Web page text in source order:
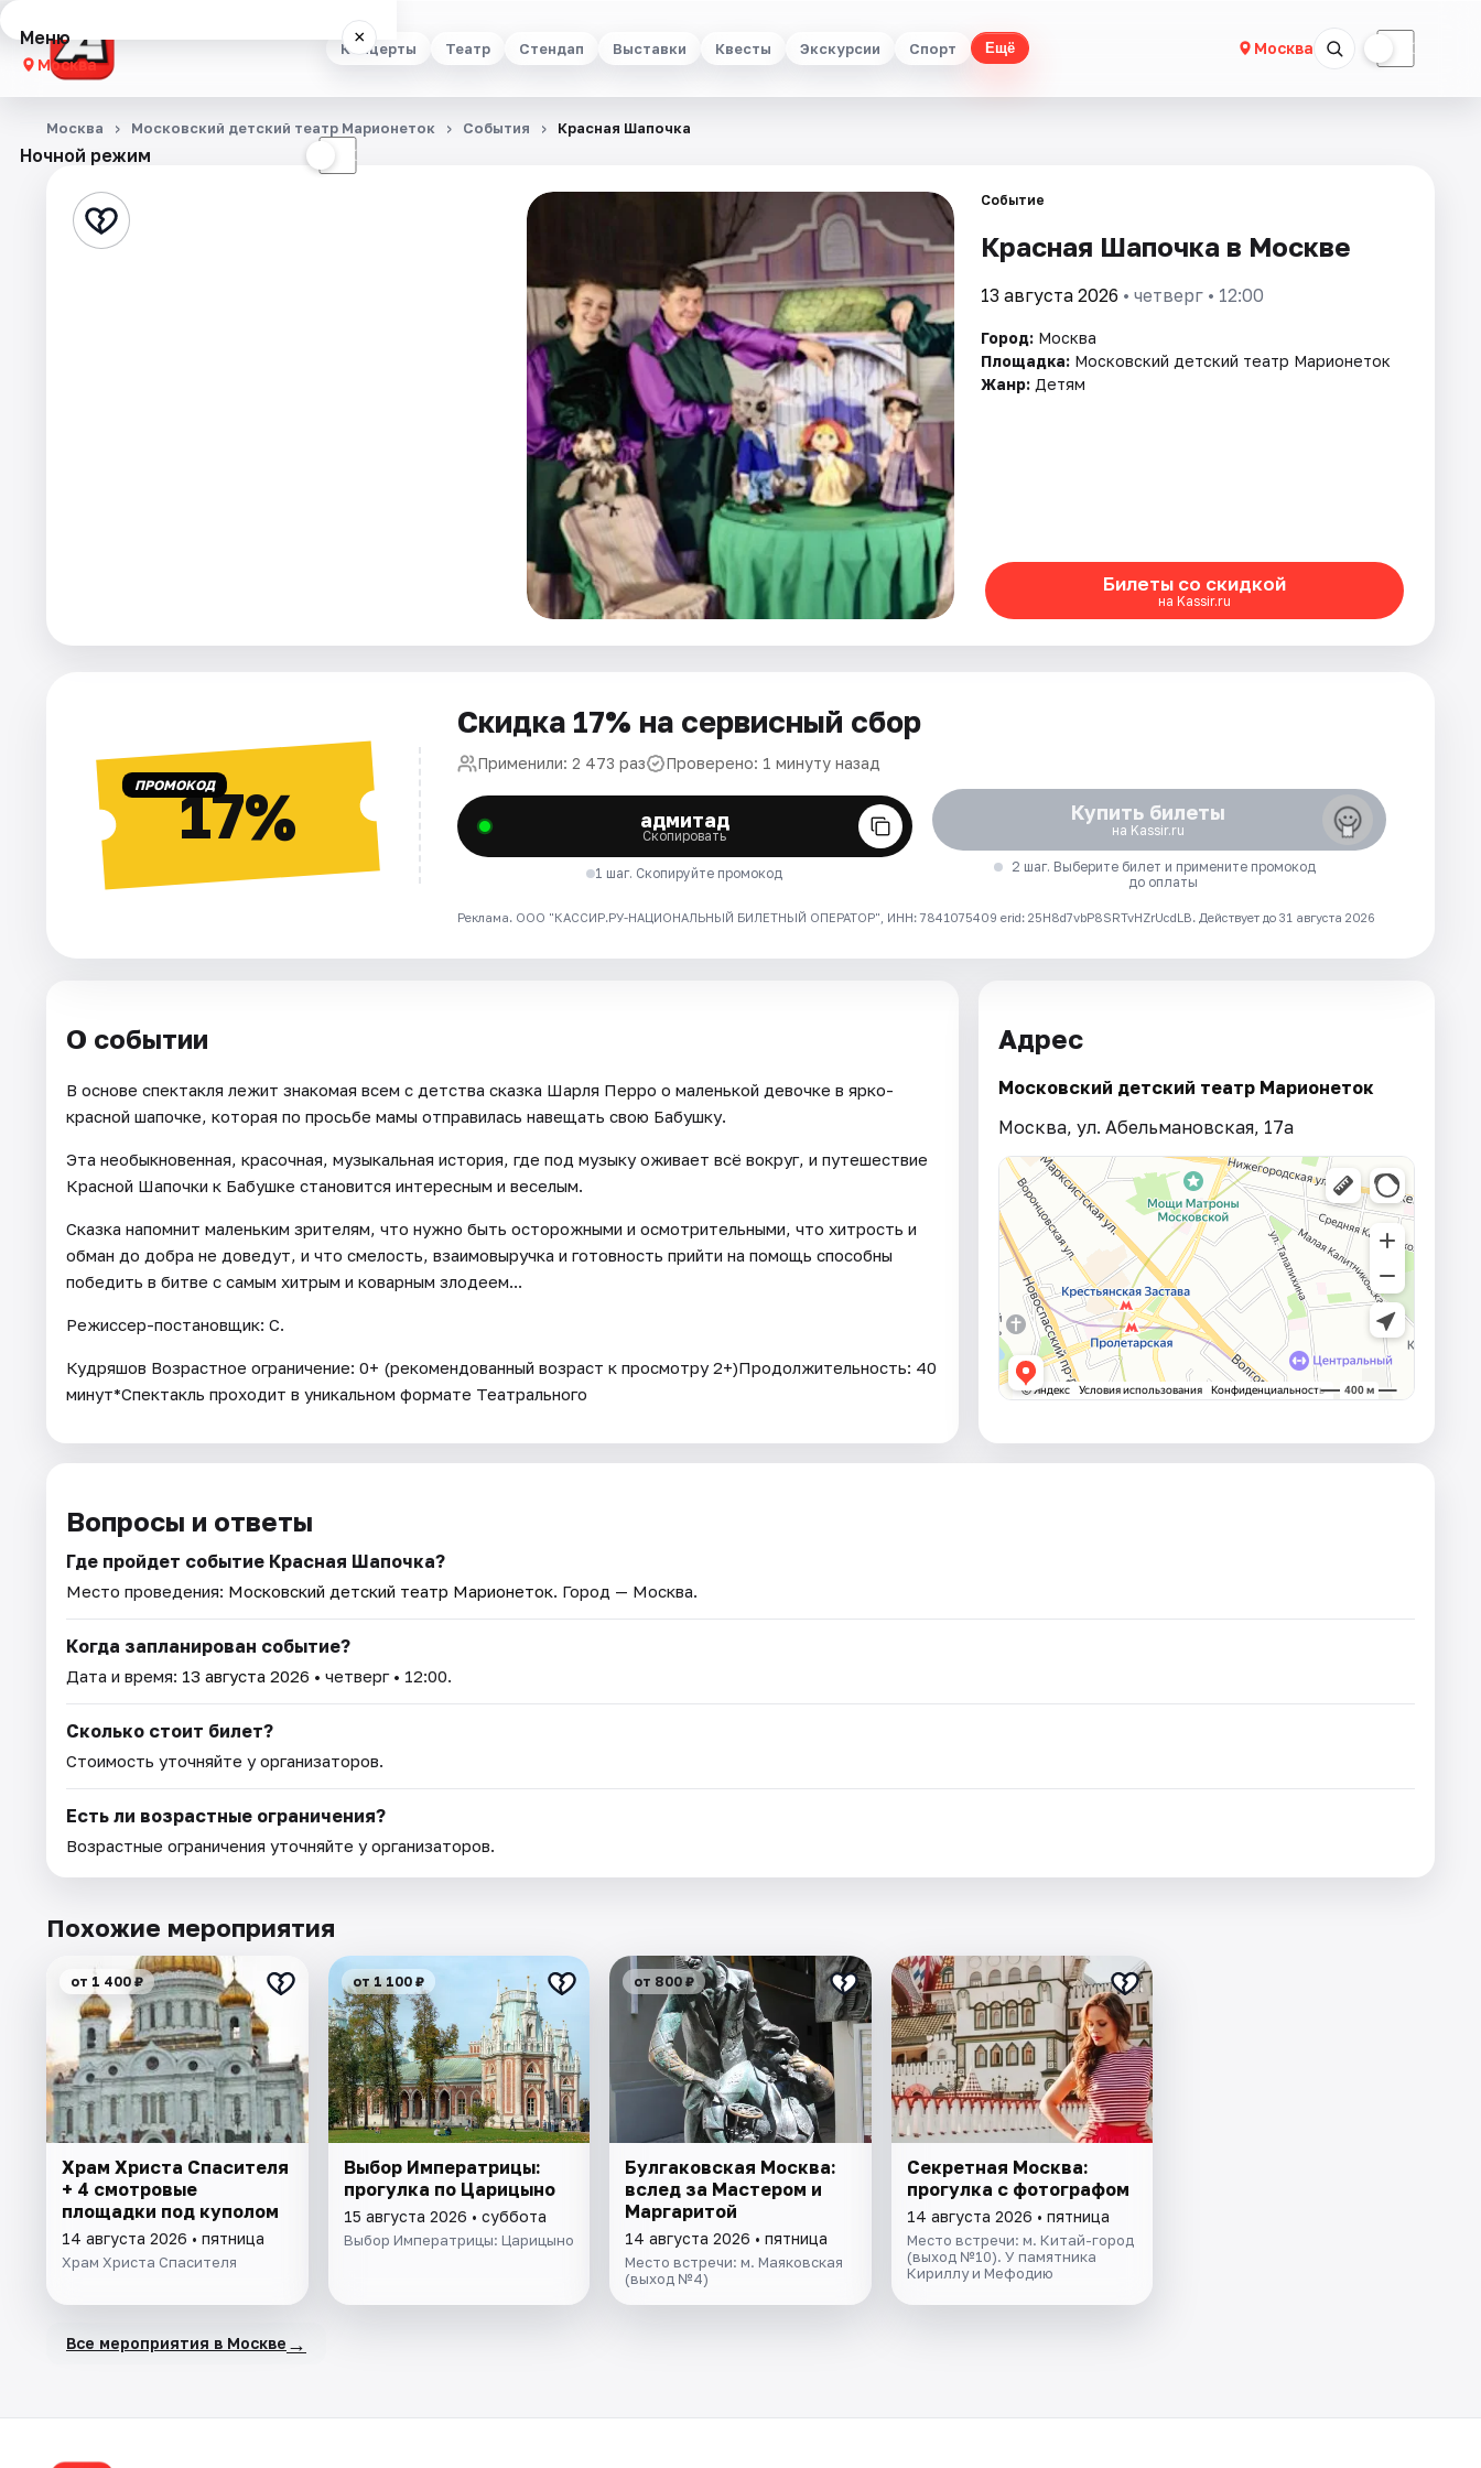
Концерты Театр Стендап Выставки Квесты Экскурсии Спорт Ещё Москва ☾
Меню ×
Москва
Концерты
Стендап
Ночной режим ☾
Москва Московский детский театр Марионеток События Красная Шапочка
Событие
Красная Шапочка в Москве
13 августа 2026 • четверг • 12:00
Город: Москва
Площадка: Московский детский театр Марионеток
Жанр: Детям
Билеты со скидкой
на Kassir.ru
ПРОМОКОД17%
Скидка 17% на сервисный сбор
Применили: 2 473 раз Проверено: 1 минуту назад
адмитад
Скопировать
1 шаг. Скопируйте промокод
Купить билеты
на Kassir.ru
2 шаг. Выберите билет и примените промокод
до оплаты
Реклама. ООО "КАССИР.РУ-НАЦИОНАЛЬНЫЙ БИЛЕТНЫЙ ОПЕРАТОР", ИНН: 7841075409 erid: 25H8d7vbP8SRTvHZrUcdLB. Действует до 31 августа 2026
О событии
В основе спектакля лежит знакомая всем с детства сказка Шарля Перро о маленькой девочке в ярко-
красной шапочке, которая по просьбе мамы отправилась навещать свою Бабушку.
Эта необыкновенная, красочная, музыкальная история, где под музыку оживает всё вокруг, и путешествие
Красной Шапочки к Бабушке становится интересным и веселым.
Сказка напомнит маленьким зрителям, что нужно быть осторожными и осмотрительными, что хитрость и
обман до добра не доведут, и что смелость, взаимовыручка и готовность прийти на помощь способны
победить в битве с самым хитрым и коварным злодеем...
Режиссер-постановщик: С.
Кудряшов Возрастное ограничение: 0+ (рекомендованный возраст к просмотру 2+)Продолжительность: 40
минут*Спектакль проходит в уникальном формате Театрального
Адрес
Московский детский театр Марионеток
Москва, ул. Абельмановская, 17а
Вопросы и ответы
Где пройдет событие Красная Шапочка?
Место проведения: Московский детский театр Марионеток. Город — Москва.
Когда запланирован событие?
Дата и время: 13 августа 2026 • четверг • 12:00.
Сколько стоит билет?
Стоимость уточняйте у организаторов.
Есть ли возрастные ограничения?
Возрастные ограничения уточняйте у организаторов.
Похожие мероприятия
от 1 400 ₽
Храм Христа Спасителя
+ 4 смотровые
площадки под куполом
14 августа 2026 • пятница
Храм Христа Спасителя
от 1 100 ₽
Выбор Императрицы:
прогулка по Царицыно
15 августа 2026 • суббота
Выбор Императрицы: Царицыно
от 800 ₽
Булгаковская Москва:
вслед за Мастером и
Маргаритой
14 августа 2026 • пятница
Место встречи: м. Маяковская
(выход №4)
Секретная Москва:
прогулка с фотографом
14 августа 2026 • пятница
Место встречи: м. Китай-город
(выход №10). У памятника
Кириллу и Мефодию
Все мероприятия в Москве →